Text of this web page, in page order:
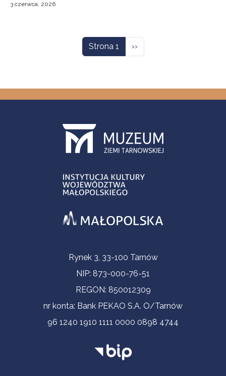
3 czerwca, 2026
Strona 1 Następna strona
››
Informacje kontaktoweRynek 3, 33-100 Tarnów
NIP: 873-000-76-51
REGON: 850012309
nr konta: Bank PEKAO S.A. O/Tarnów
96 1240 1910 1111 0000 0898 4744